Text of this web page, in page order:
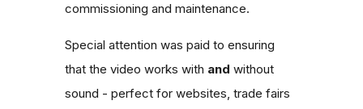
commissioning and maintenance.
Special attention was paid to ensuring
that the video works with and without
sound - perfect for websites, trade fairs